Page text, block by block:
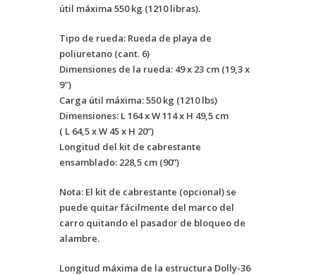
útil máxima 550 kg (1210 libras).
Tipo de rueda: Rueda de playa de
poliuretano (cant. 6)
Dimensiones de la rueda: 49 x 23 cm (19,3 x
9″)
Carga útil máxima: 550 kg (1210 lbs)
Dimensiones: L 164 x W 114 x H 49,5 cm
( L 64,5 x W 45 x H 20”)
Longitud del kit de cabrestante
ensamblado: 228,5 cm (90”)
Nota: El kit de cabrestante (opcional)se
puede quitar fácilmente del marco del
carro quitando el pasador de bloqueo de
alambre.
Longitud máxima de la estructura Dolly-36